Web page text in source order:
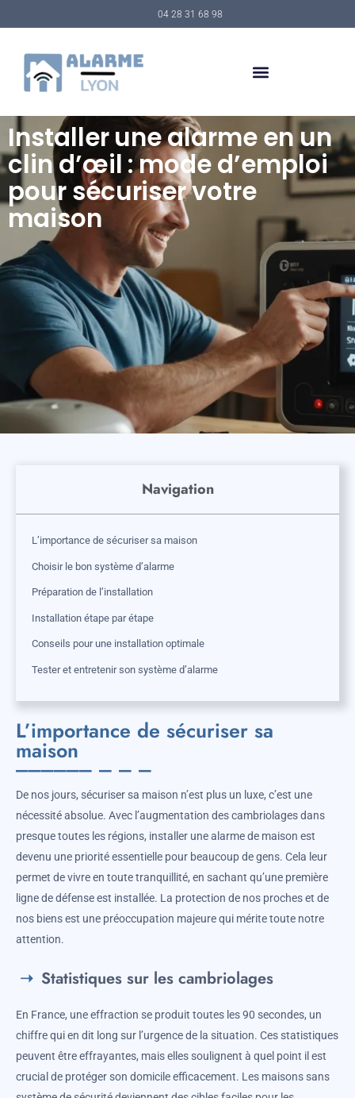
04 28 31 68 98
Installer une alarme en un
clin d’œil : mode d’emploi
pour sécuriser votre
maison
Navigation
L’importance de sécuriser sa maison
Choisir le bon système d’alarme
Préparation de l’installation
Installation étape par étape
Conseils pour une installation optimale
Tester et entretenir son système d’alarme
L’importance de sécuriser sa
maison
De nos jours, sécuriser sa maison n’est plus un luxe, c’est une
nécessité absolue. Avec l’augmentation des cambriolages dans
presque toutes les régions, installer une alarme de maison est
devenu une priorité essentielle pour beaucoup de gens. Cela leur
permet de vivre en toute tranquillité, en sachant qu’une première
ligne de défense est installée. La protection de nos proches et de
nos biens est une préoccupation majeure qui mérite toute notre
attention.
Statistiques sur les cambriolages
En France, une effraction se produit toutes les 90 secondes, un
chiffre qui en dit long sur l’urgence de la situation. Ces statistiques
peuvent être effrayantes, mais elles soulignent à quel point il est
crucial de protéger son domicile efficacement. Les maisons sans